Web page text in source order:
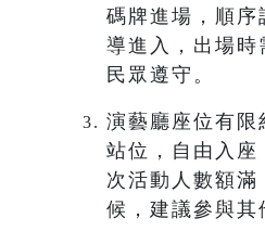
碼牌進場，順序
導進入，出場時
民眾遵守。
演藝廳座位有
站位，自由入座
次活動人數額
候，建議參與其